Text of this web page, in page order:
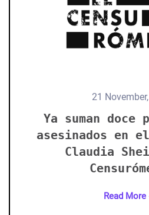
21
Ya suman
asesinados en
Claudia
Read More